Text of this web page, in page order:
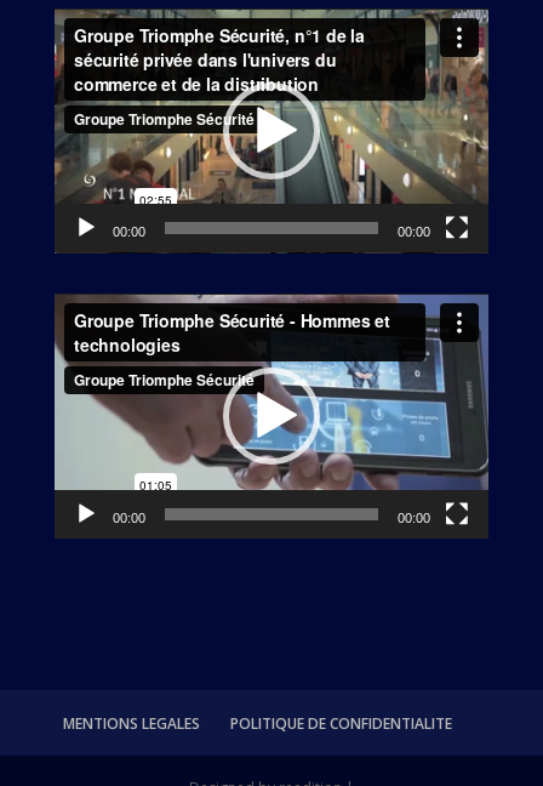
Lecteur
vidéo
00:00 00:00
Lecteur
vidéo
00:00 00:00
MENTIONS LEGALES POLITIQUE DE CONFIDENTIALITE